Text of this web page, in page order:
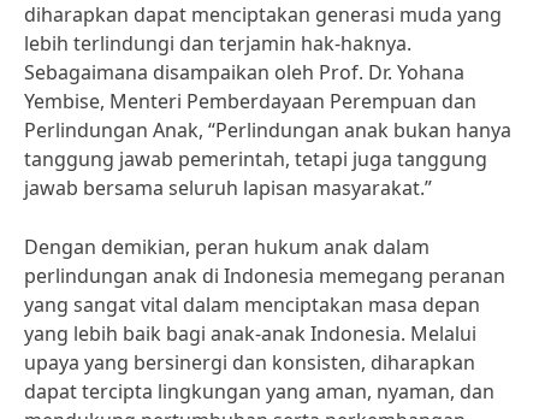
diharapkan dapat menciptakan generasi muda yang
lebih terlindungi dan terjamin hak-haknya.
Sebagaimana disampaikan oleh Prof. Dr. Yohana
Yembise, Menteri Pemberdayaan Perempuan dan
Perlindungan Anak, “Perlindungan anak bukan hanya
tanggung jawab pemerintah, tetapi juga tanggung
jawab bersama seluruh lapisan masyarakat.”
Dengan demikian, peran hukum anak dalam
perlindungan anak di Indonesia memegang peranan
yang sangat vital dalam menciptakan masa depan
yang lebih baik bagi anak-anak Indonesia. Melalui
upaya yang bersinergi dan konsisten, diharapkan
dapat tercipta lingkungan yang aman, nyaman, dan